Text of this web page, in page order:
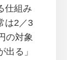
仕組み
は2／3
の対象
る」